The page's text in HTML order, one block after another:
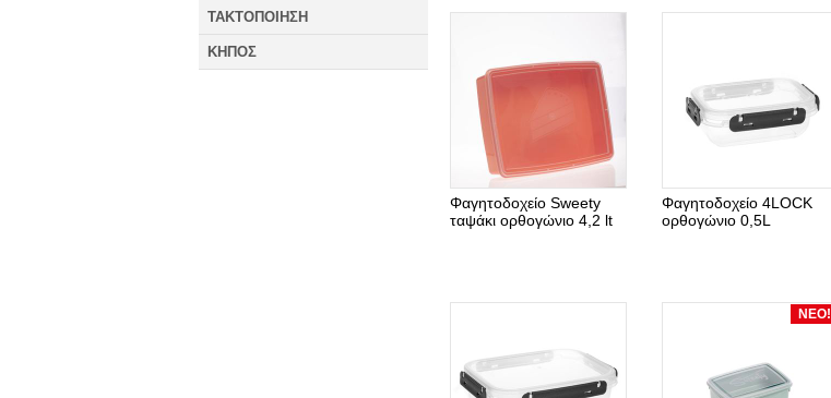
ΤΑΚΤΟΠΟΙΗΣΗ
ΚΗΠΟΣ
Φαγητοδοχείο Sweety
ταψάκι ορθογώνιο 4,2 lt
Φαγητοδοχείο 4LOCK
ορθογώνιο 0,5L
ΝΕΟ!